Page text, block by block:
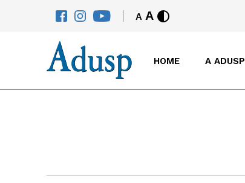
A A
HOME A ADUSP